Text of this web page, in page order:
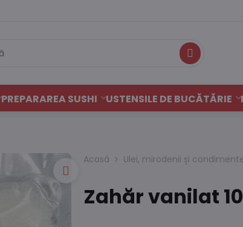
Caută
PREPARAREA SUSHI USTENSILE DE BUCĂTĂRIE
Acasă Ulei, mirodenii și
Zahăr vanilat